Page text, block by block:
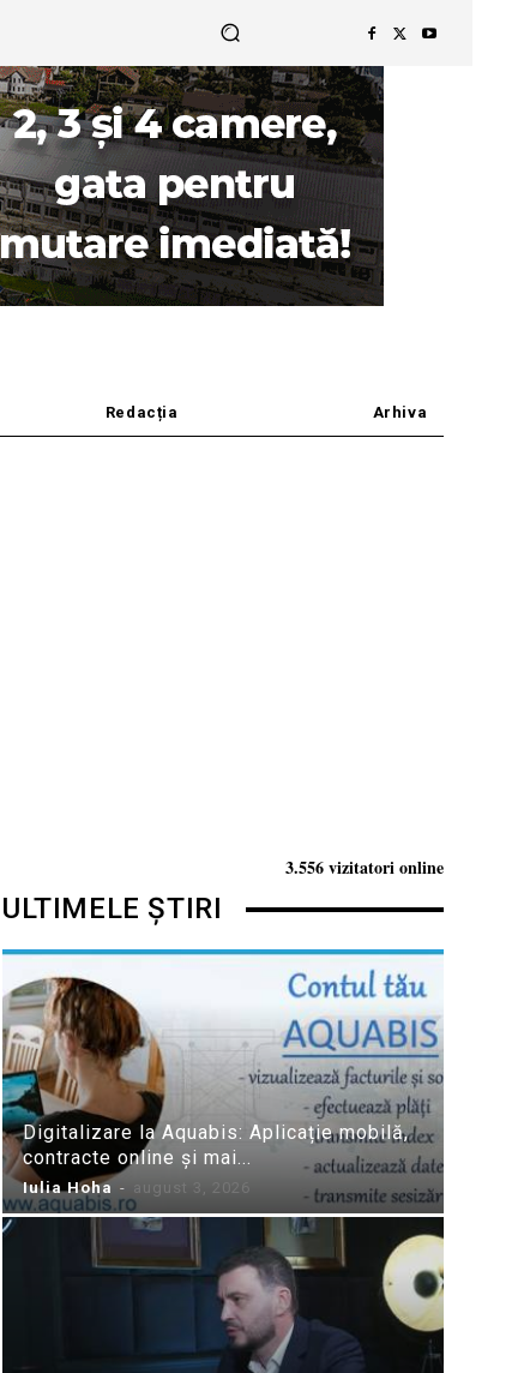
Redacția Arhiva
3.556 vizitatori online
ULTIMELE ȘTIRI
Digitalizare la Aquabis: Aplicație mobilă,
contracte online și mai...
Iulia Hoha - august 3, 2026